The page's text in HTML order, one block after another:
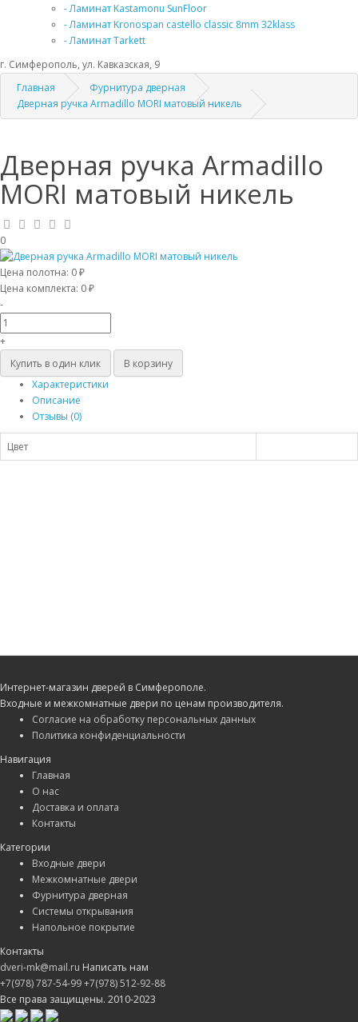
- Ламинат Kastamonu SunFloor
- Ламинат Kronospan castello classic 8mm 32klass
- Ламинат Tarkett
г. Симферополь, ул. Кавказская, 9
Главная
Фурнитура дверная
Дверная ручка Armadillo MORI матовый никель
Дверная ручка Armadillo
MORI матовый никель
0
Цена полотна: 0 ₽
Цена комплекта: 0 ₽
-
+
Купить в один клик
В корзину
Характеристики
Описание
Отзывы (0)
Цвет
Интернет-магазин дверей в Симферополе.
Входные и межкомнатные двери по ценам производителя.
Согласие на обработку персональных данных
Политика конфиденциальности
Навигация
Главная
О нас
Доставка и оплата
Контакты
Категории
Входные двери
Межкомнатные двери
Фурнитура дверная
Системы открывания
Напольное покрытие
Контакты
dveri-mk@mail.ru Написать нам
+7(978) 787-54-99+7(978) 512-92-88
Все права защищены. 2010-2023